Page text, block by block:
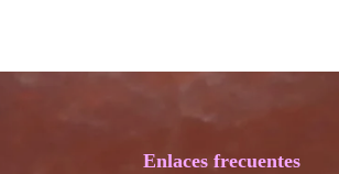
Enlaces frecuentes